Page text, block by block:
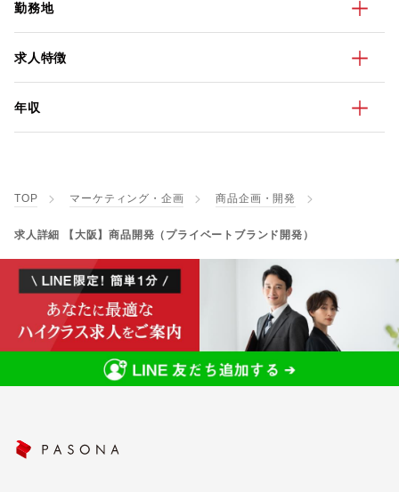
勤務地
求人特徴
年収
TOP マーケティング・企画 商品企画・開発
求人詳細 【大阪】商品開発（プライベートブランド開発）